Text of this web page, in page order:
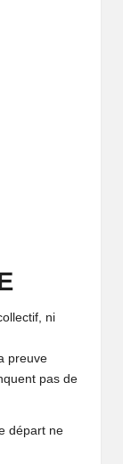
ni
preuve
pas de
départ ne